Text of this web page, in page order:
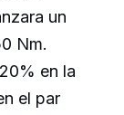
un
Nm.
en la
el par